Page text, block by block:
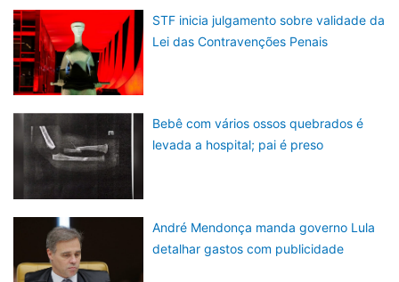
STF inicia julgamento sobre validade da
Lei das Contravenções Penais
Bebê com vários ossos quebrados é
levada a hospital; pai é preso
André Mendonça manda governo Lula
detalhar gastos com publicidade